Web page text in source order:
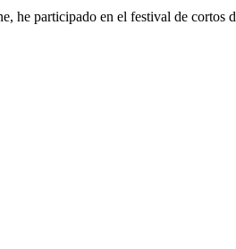
he participado en el festival de